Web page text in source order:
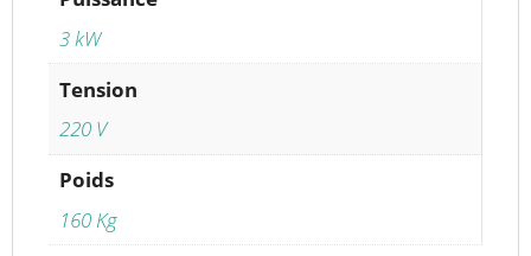
3 kW
Tension
220 V
Poids
160 Kg